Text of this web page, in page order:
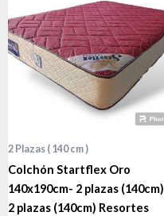
2 Plazas ( 140 cm )
Colchón Startflex Oro
140x190cm- 2 plazas (140cm)
2 plazas (140cm) Resortes